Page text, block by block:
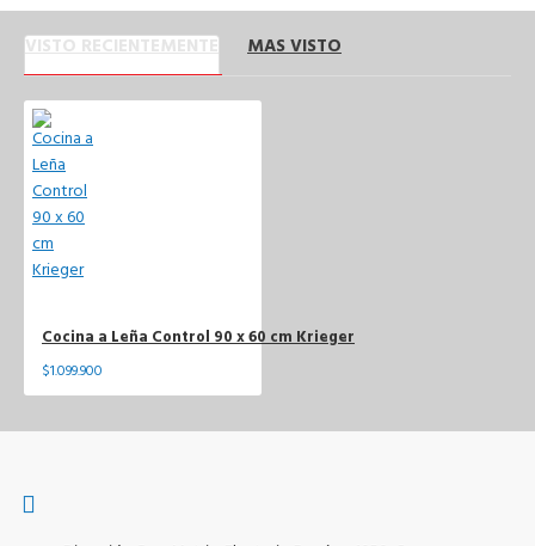
VISTO RECIENTEMENTE MAS VISTO
Cocina a Leña Control 90 x 60 cm Krieger
$1.099.900